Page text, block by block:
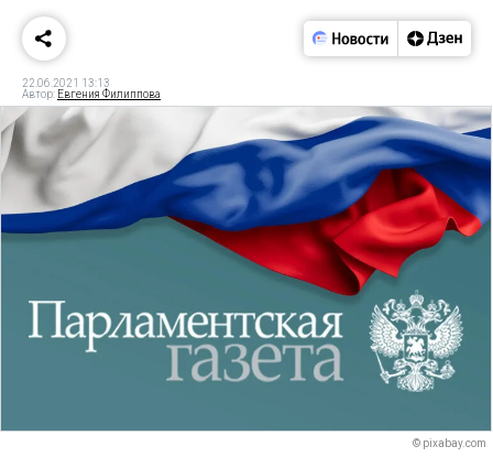
22.06.2021 13:13
Автор: Евгения Филиппова
© pixabay.com